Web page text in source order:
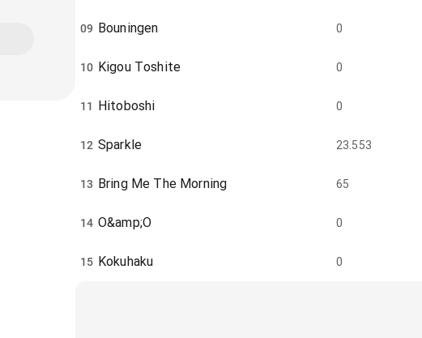
09 Bouningen 0
10 Kigou Toshite 0
11 Hitoboshi 0
12 Sparkle 23.553
13 Bring Me The Morning 65
14 O&amp;O 0
15 Kokuhaku 0